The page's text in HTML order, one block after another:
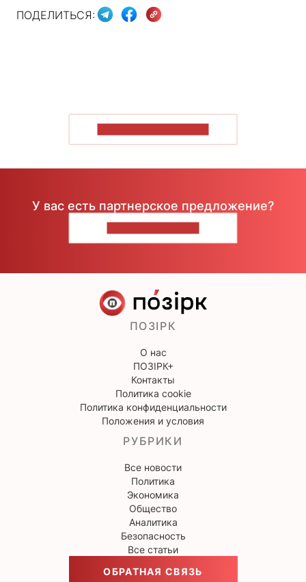
ПОДЕЛИТЬСЯ:
У вас есть партнерское предложение?
ПОЗІРК
О нас
ПОЗІРК+
Контакты
Политика cookie
Политика конфиденциальности
Положения и условия
РУБРИКИ
Все новости
Политика
Экономика
Общество
Аналитика
Безопасность
Все статьи
ОБРАТНАЯ СВЯЗЬ